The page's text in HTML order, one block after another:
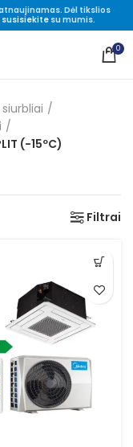
Dėl tikslios
susisiekitesu mumis.
0
(-15ºC)
Filtrai